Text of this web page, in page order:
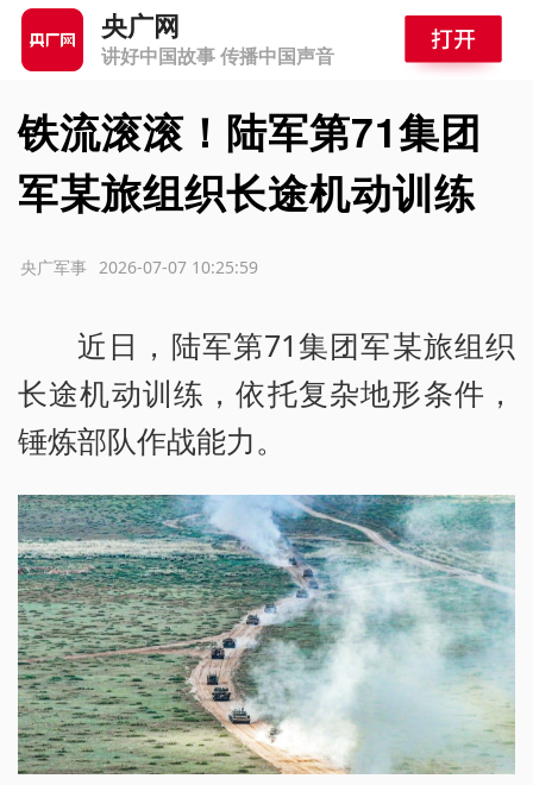
央广网
讲好中国故事 传播中国声音
铁流滚滚！陆军第71集团
军某旅组织长途机动训练
2026-07-07 10:25:59
央广军事
近日，陆军第71集团军某旅组织
长途机动训练，依托复杂地形条件，
锤炼部队作战能力。